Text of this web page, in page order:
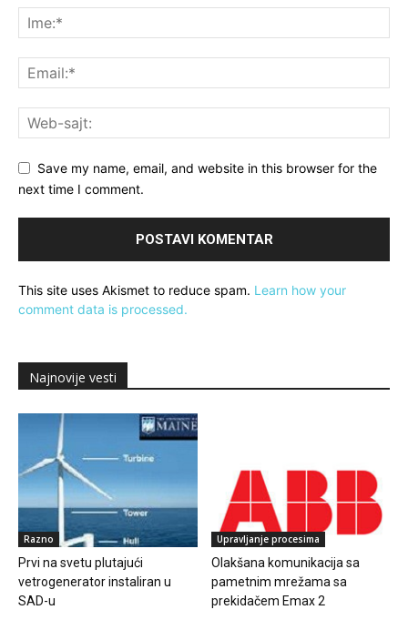
Save my name, email, and website in this browser for the
next time I comment.
This site uses Akismet to reduce spam. Learn how your
comment data is processed.
Najnovije vesti
Razno
Prvi na svetu plutajući
vetrogenerator instaliran u
SAD-u
Upravljanje procesima
Olakšana komunikacija sa
pametnim mrežama sa
prekidačem Emax 2